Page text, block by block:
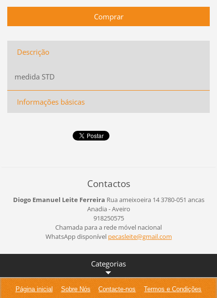
Descrição
medida STD
Informações básicas
Contactos
Diogo Emanuel Leite Ferreira Rua ameixoeira 143780-051 ancas
Anadia - Aveiro
918250575
Chamada para a rede móvel nacional
WhatsApp disponível pecasleite@gmail.com
Categorias
Página inicial Sobre Nós Contacte-nos Termos e Condições